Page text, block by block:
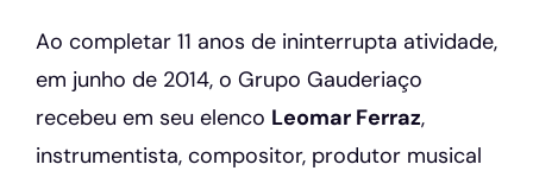
Ao completar 11 anos de ininterrupta atividade,
em junho de 2014, o Grupo Gauderiaço
recebeu em seu elenco Leomar Ferraz,
instrumentista, compositor, produtor musical